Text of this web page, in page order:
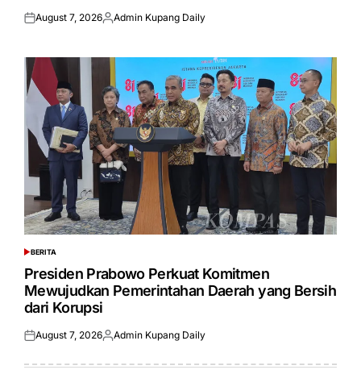
Posted
August 7, 2026Posted
Admin Kupang Daily
POSTED
IN
BERITA
Presiden Prabowo Perkuat Komitmen
Mewujudkan Pemerintahan Daerah yang Bersih
dari Korupsi
Posted
August 7, 2026Posted
Admin Kupang Daily